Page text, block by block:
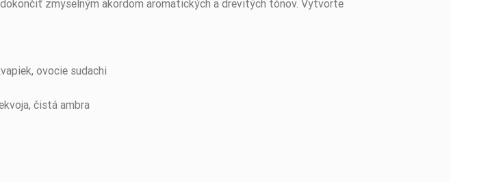
zmyselným akordom aromatických a drevitých tónov. Vytvorte
ovocie sudachi
čistá ambra